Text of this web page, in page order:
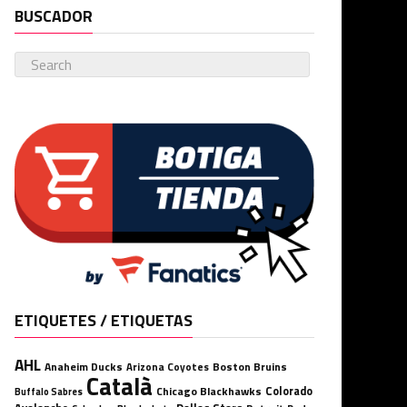
BUSCADOR
ETIQUETES / ETIQUETAS
AHL Anaheim Ducks Arizona Coyotes Boston Bruins
Buffalo Sabres Català Chicago Blackhawks Colorado